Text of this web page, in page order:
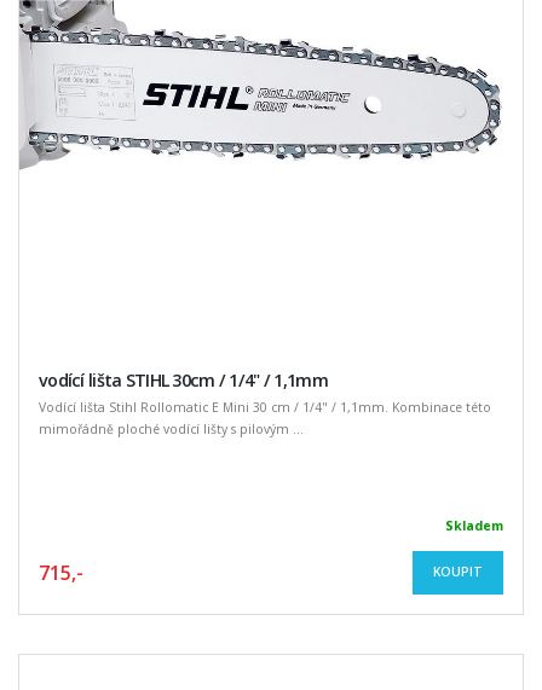
vodící lišta STIHL 30cm / 1/4" / 1,1mm
Vodící lišta Stihl Rollomatic E Mini 30 cm / 1/4" / 1,1mm. Kombinace této
mimořádně ploché vodící lišty s pilovým ...
Skladem
715,- KOUPIT